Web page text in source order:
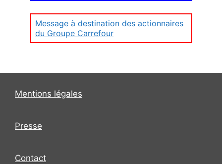
Message à destination des actionnaires
du Groupe Carrefour
Mentions légales
Presse
Contact